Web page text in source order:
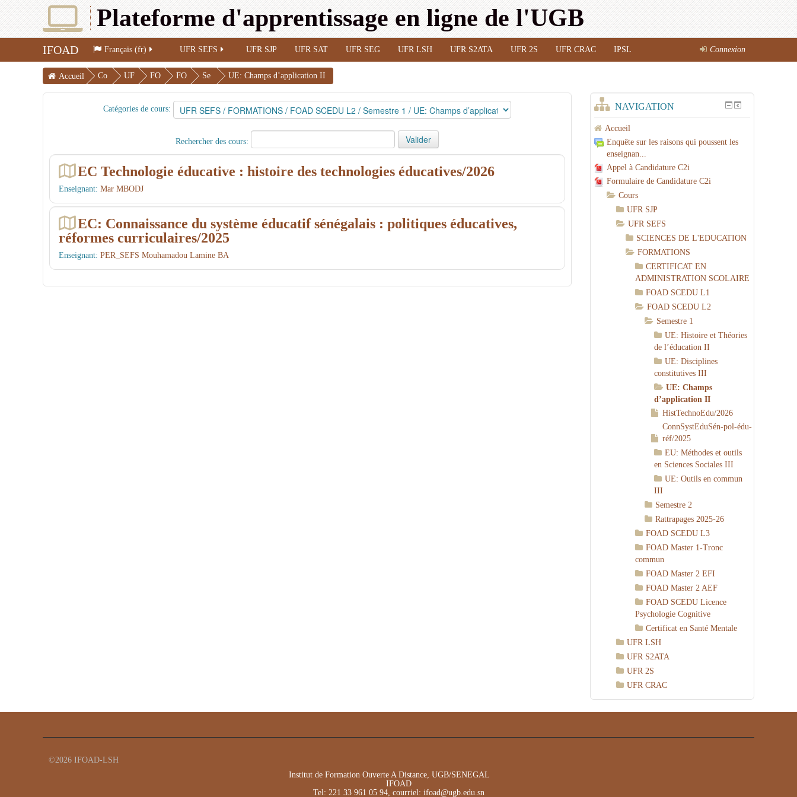
Plateforme d'apprentissage en ligne de l'UGB
IFOAD Connexion
Français (fr) UFR SEFS UFR SJP UFR SAT UFR SEG UFR LSH UFR S2ATA UFR 2S UFR CRAC IPSL
Accueil
Co
urs
UF
R
SE
FO
R
M
S
FO
AD
SC
U
Se
me
stre
UE: Champs d’application II
Catégories de cours:
Rechercher des cours:
EC Technologie éducative : histoire des technologies éducatives/2026
Enseignant: Mar MBODJ
EC: Connaissance du système éducatif sénégalais : politiques éducatives,
réformes curriculaires/2025
Enseignant: PER_SEFS Mouhamadou Lamine BA
NAVIGATION
Accueil
Enquête sur les raisons qui poussent les
enseignan...
Appel à Candidature C2i
Formulaire de Candidature C2i
Cours
UFR SJP
UFR SEFS
SCIENCES DE L'EDUCATION
FORMATIONS
CERTIFICAT EN
ADMINISTRATION SCOLAIRE
FOAD SCEDU L1
FOAD SCEDU L2
Semestre 1
UE: Histoire et Théories
de l’éducation II
UE: Disciplines
constitutives III
UE: Champs
d’application II
HistTechnoEdu/2026
ConnSystEduSén-pol-édu-
réf/2025
EU: Méthodes et outils
en Sciences Sociales III
UE: Outils en commun
III
Semestre 2
Rattrapages 2025-26
FOAD SCEDU L3
FOAD Master 1-Tronc
commun
FOAD Master 2 EFI
FOAD Master 2 AEF
FOAD SCEDU Licence
Psychologie Cognitive
Certificat en Santé Mentale
UFR LSH
UFR S2ATA
UFR 2S
UFR CRAC
©2026 IFOAD-LSH
Institut de Formation Ouverte A Distance, UGB/SENEGAL
IFOAD
Tel: 221 33 961 05 94, courriel: ifoad@ugb.edu.sn